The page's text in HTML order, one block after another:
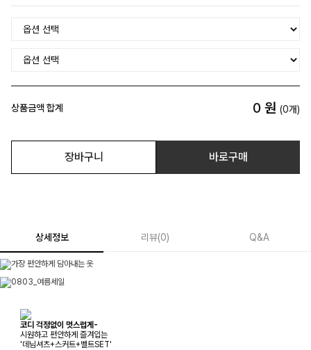
상품금액 합계 0 원 (0개)
장바구니 바로구매
상세정보 리뷰(0) Q&A
코디 걱정없이 멋스럽게-
시원하고 편안하게 즐겨입는
'데님셔츠+스커트+벨트SET'